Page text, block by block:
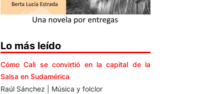
Lo más leído
Cómo Cali se convirtió en la capital de la
Salsa en Sudamérica
Raúl Sánchez | Música y folclor